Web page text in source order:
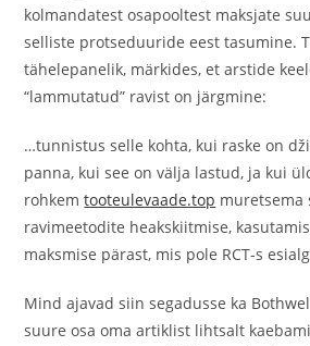
kolmandatest osapooltest maksjate
selliste protseduuride eest tasumine.
tähelepanelik, märkides, et arstide
“lammutatud” ravist on järgmine:
…tunnistus selle kohta, kui raske on
panna, kui see on välja lastud, ja kui
rohkemtooteulevaade.top muretsema
ravimeetodite heakskiitmise,
maksmise pärast, mis pole RCT-s
Mind ajavad siin segadusse ka
suure osa oma artiklist lihtsalt